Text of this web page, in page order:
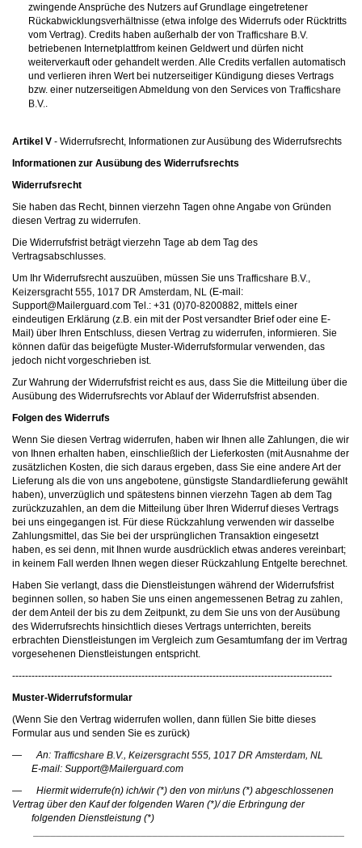
zwingende Ansprüche des Nutzers auf Grundlage eingetretener
Rückabwicklungsverhältnisse (etwa infolge des Widerrufs oder Rücktritts
vom Vertrag). Credits haben außerhalb der von
betriebenen Internetplattfrom keinen Geldwert und dürfen nicht
weiterverkauft oder gehandelt werden. Alle Credits verfallen automatisch
und verlieren ihren Wert bei nutzerseitiger Kündigung dieses Vertrags
bzw. einer nutzerseitigen Abmeldung von den Services von
.
Artikel V - Widerrufsrecht, Informationen zur Ausübung des Widerrufsrechts
Informationen zur Ausübung des Widerrufsrechts
Widerrufsrecht
Sie haben das Recht, binnen vierzehn Tagen ohne Angabe von Gründen
diesen Vertrag zu widerrufen.
Die Widerrufsfrist beträgt vierzehn Tage ab dem Tag des
Vertragsabschlusses.
Um Ihr Widerrufsrecht auszuüben, müssen Sie uns
,
,
,
(E-mail:
moc.draugreliaM@troppuS Tel.: +31 (0)70-8200882, mittels einer
eindeutigen Erklärung (z.B. ein mit der Post versandter Brief oder eine E-
Mail) über Ihren Entschluss, diesen Vertrag zu widerrufen, informieren. Sie
können dafür das beigefügte Muster-Widerrufsformular verwenden, das
jedoch nicht vorgeschrieben ist.
Zur Wahrung der Widerrufsfrist reicht es aus, dass Sie die Mitteilung über die
Ausübung des Widerrufsrechts vor Ablauf der Widerrufsfrist absenden.
Folgen des Widerrufs
Wenn Sie diesen Vertrag widerrufen, haben wir Ihnen alle Zahlungen, die wir
von Ihnen erhalten haben, einschließlich der Lieferkosten (mit Ausnahme der
zusätzlichen Kosten, die sich daraus ergeben, dass Sie eine andere Art der
Lieferung als die von uns angebotene, günstigste Standardlieferung gewählt
haben), unverzüglich und spätestens binnen vierzehn Tagen ab dem Tag
zurückzuzahlen, an dem die Mitteilung über Ihren Widerruf dieses Vertrags
bei uns eingegangen ist. Für diese Rückzahlung verwenden wir dasselbe
Zahlungsmittel, das Sie bei der ursprünglichen Transaktion eingesetzt
haben, es sei denn, mit Ihnen wurde ausdrücklich etwas anderes vereinbart;
in keinem Fall werden Ihnen wegen dieser Rückzahlung Entgelte berechnet.
Haben Sie verlangt, dass die Dienstleistungen während der Widerrufsfrist
beginnen sollen, so haben Sie uns einen angemessenen Betrag zu zahlen,
der dem Anteil der bis zu dem Zeitpunkt, zu dem Sie uns von der Ausübung
des Widerrufsrechts hinsichtlich dieses Vertrags unterrichten, bereits
erbrachten Dienstleistungen im Vergleich zum Gesamtumfang der im Vertrag
vorgesehenen Dienstleistungen entspricht.
---------------------------------------------------------------------------------------------------
Muster-Widerrufsformular
(Wenn Sie den Vertrag widerrufen wollen, dann füllen Sie bitte dieses
Formular aus und senden Sie es zurück)
— An:
, ,
,
E-mail: moc.draugreliaM@troppuS
— Hiermit widerrufe(n) ich/wir (*) den von mir/uns (*) abgeschlossenen
Vertrag über den Kauf der folgenden Waren (*)/ die Erbringung der
folgenden Dienstleistung (*)